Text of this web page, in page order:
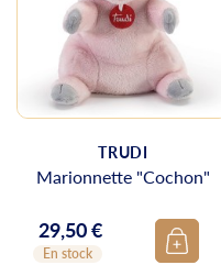
TRUDI
Marionnette "Cochon"
Prix
29,50 €
En stock